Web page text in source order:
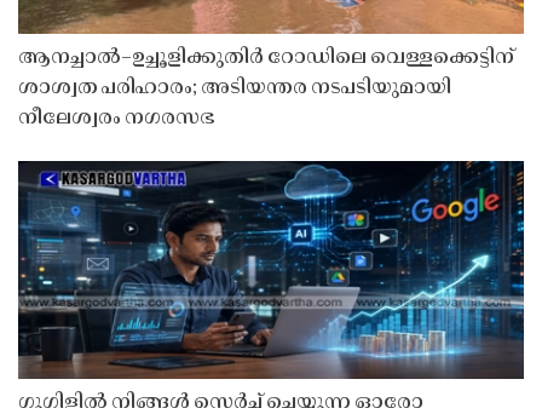
ആനച്ചാൽ–ഉച്ചൂളിക്കുതിർ റോഡിലെ വെള്ളക്കെട്ടിന്
ശാശ്വത പരിഹാരം; അടിയന്തര നടപടിയുമായി
നീലേശ്വരം നഗരസഭ